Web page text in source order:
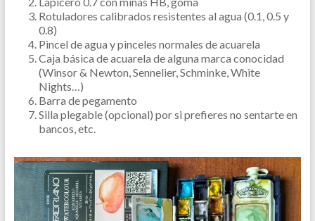
Rotuladores calibrados resistentes al agua (0.1, 0.5 y
0.8)
Pincel de agua y pinceles normales de acuarela
Caja básica de acuarela de alguna marca conocidad
(Winsor & Newton, Sennelier, Schminke, White
Nights…)
Barra de pegamento
Silla plegable (opcional) por si prefieres no sentarte en
bancos, etc.